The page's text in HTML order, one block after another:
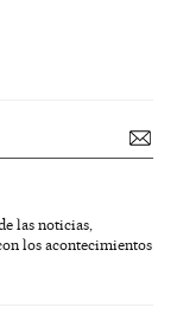
las noticias,
los acontecimientos